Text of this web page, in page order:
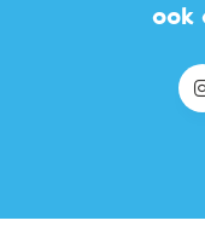
ook